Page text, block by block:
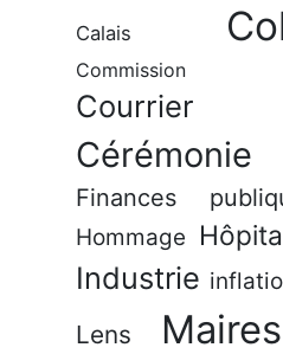
Calais
Commission
Courrier
Cérémonie
Finances
Hommage
Industrie
Lens Maires